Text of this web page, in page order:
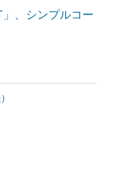
、シンプルコー